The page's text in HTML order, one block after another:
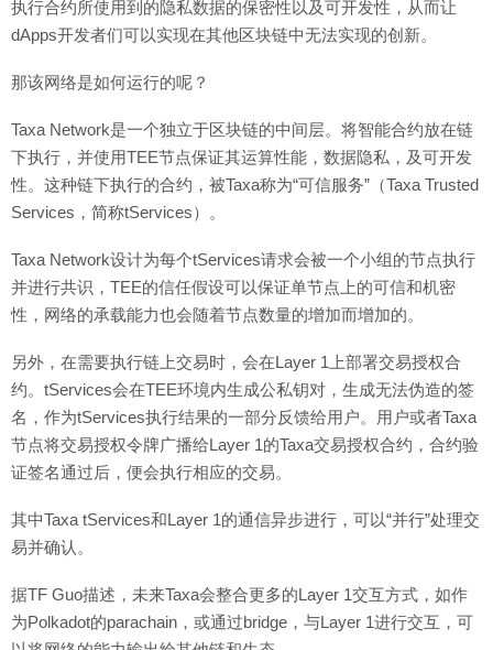
执行合约所使用到的隐私数据的保密性以及可开发性，从而让
dApps开发者们可以实现在其他区块链中无法实现的创新。
那该网络是如何运行的呢？
Taxa Network是一个独立于区块链的中间层。将智能合约放在链
下执行，并使用TEE节点保证其运算性能，数据隐私，及可开发
性。这种链下执行的合约，被Taxa称为“可信服务”（Taxa Trusted
Services，简称tServices）。
Taxa Network设计为每个tServices请求会被一个小组的节点执行
并进行共识，TEE的信任假设可以保证单节点上的可信和机密
性，网络的承载能力也会随着节点数量的增加而增加的。
另外，在需要执行链上交易时，会在Layer 1上部署交易授权合
约。tServices会在TEE环境内生成公私钥对，生成无法伪造的签
名，作为tServices执行结果的一部分反馈给用户。用户或者Taxa
节点将交易授权令牌广播给Layer 1的Taxa交易授权合约，合约验
证签名通过后，便会执行相应的交易。
其中Taxa tServices和Layer 1的通信异步进行，可以“并行”处理交
易并确认。
据TF Guo描述，未来Taxa会整合更多的Layer 1交互方式，如作
为Polkadot的parachain，或通过bridge，与Layer 1进行交互，可